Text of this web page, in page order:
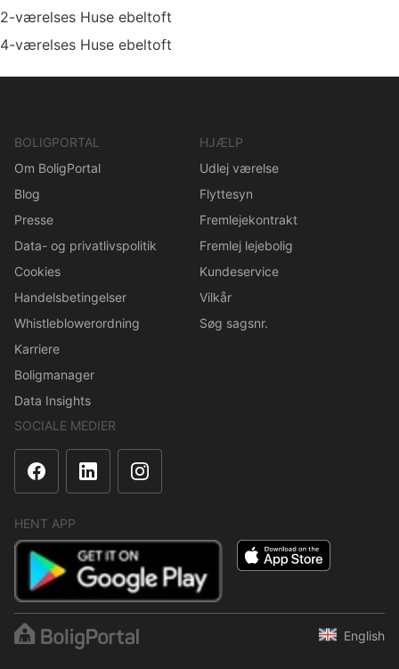
2-værelses Huse ebeltoft
4-værelses Huse ebeltoft
BOLIGPORTAL
Om BoligPortal
Blog
Presse
Data- og privatlivspolitik
Cookies
Handelsbetingelser
Whistleblowerordning
Karriere
Boligmanager
Data Insights
HJÆLP
Udlej værelse
Flyttesyn
Fremlejekontrakt
Fremlej lejebolig
Kundeservice
Vilkår
Søg sagsnr.
SOCIALE MEDIER
HENT APP
English